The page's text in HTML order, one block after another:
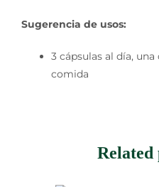
Sugerencia de usos:
3 cápsulas al día,
comida
Related